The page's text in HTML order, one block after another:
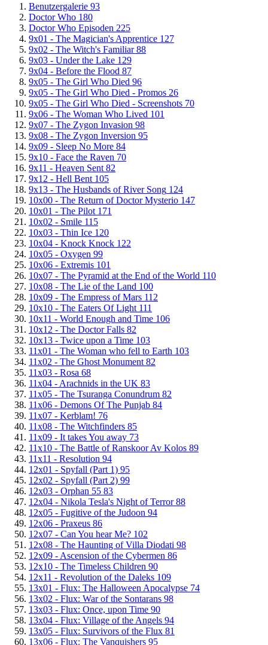
Benutzergalerie 93
Doctor Who 180
Doctor Who Episoden 225
9x01 - The Magician's Apprentice 127
9x02 - The Witch's Familiar 88
9x03 - Under the Lake 129
9x04 - Before the Flood 87
9x05 - The Girl Who Died 96
9x05 - The Girl Who Died - Promos 26
9x05 - The Girl Who Died - Screenshots 70
9x06 - The Woman Who Lived 101
9x07 - The Zygon Invasion 98
9x08 - The Zygon Inversion 95
9x09 - Sleep No More 84
9x10 - Face the Raven 70
9x11 - Heaven Sent 82
9x12 - Hell Bent 105
9x13 - The Husbands of River Song 124
10x00 - The Return of Doctor Mysterio 147
10x01 - The Pilot 171
10x02 - Smile 115
10x03 - Thin Ice 120
10x04 - Knock Knock 122
10x05 - Oxygen 99
10x06 - Extremis 101
10x07 - The Pyramid at the End of the World 110
10x08 - The Lie of the Land 100
10x09 - The Empress of Mars 112
10x10 - The Eaters Of Light 111
10x11 - World Enough and Time 106
10x12 - The Doctor Falls 82
10x13 - Twice upon a Time 103
11x01 - The Woman who fell to Earth 103
11x02 - The Ghost Monument 82
11x03 - Rosa 68
11x04 - Arachnids in the UK 83
11x05 - The Tsuranga Conundrum 82
11x06 - Demons Of The Punjab 84
11x07 - Kerblam! 76
11x08 - The Witchfinders 85
11x09 - It takes You away 73
11x10 - The Battle of Ranskoor Av Kolos 89
11x11 - Resolution 94
12x01 - Spyfall (Part 1) 95
12x02 - Spyfall (Part 2) 99
12x03 - Orphan 55 83
12x04 - Nikola Tesla's Night of Terror 88
12x05 - Fugitive of the Judoon 94
12x06 - Praxeus 86
12x07 - Can You hear Me? 102
12x08 - The Haunting of Villa Diodati 98
12x09 - Ascension of the Cybermen 86
12x10 - The Timeless Children 90
12x11 - Revolution of the Daleks 109
13x01 - Flux: The Halloween Apocalypse 74
13x02 - Flux: War of the Sontarans 98
13x03 - Flux: Once, upon Time 90
13x04 - Flux: Village of the Angels 94
13x05 - Flux: Survivors of the Flux 81
13x06 - Flux: The Vanquishers 95